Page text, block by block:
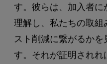
す。彼らは、加入者に
理解し、私たちの取組
スト削減に繋がるか
す。それが証明され